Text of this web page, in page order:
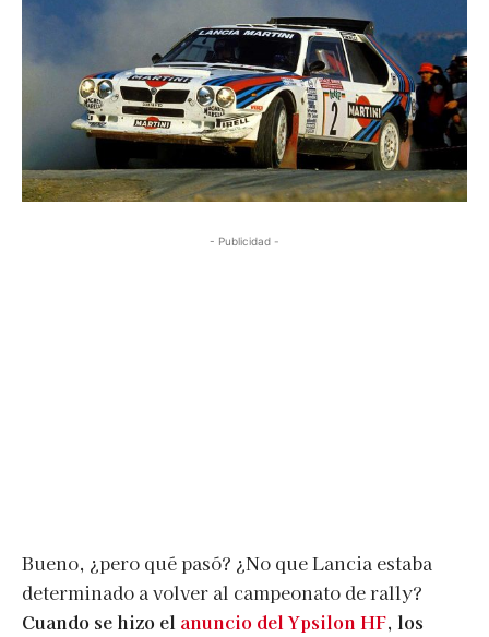
- Publicidad -
Bueno, ¿pero qué pasó? ¿No que Lancia estaba
determinado a volver al campeonato de rally?
Cuando se hizo el anuncio del Ypsilon HF, los